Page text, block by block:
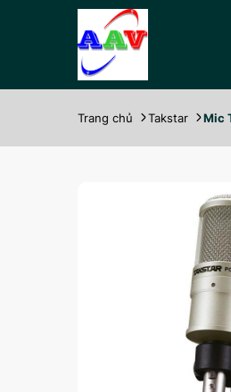
Trang chủ Takstar Mic